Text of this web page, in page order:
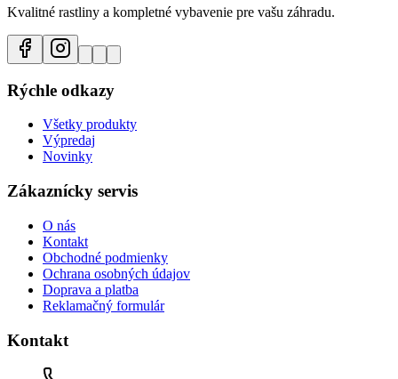
Kvalitné rastliny a kompletné vybavenie pre vašu záhradu.
Rýchle odkazy
Všetky produkty
Výpredaj
Novinky
Zákaznícky servis
O nás
Kontakt
Obchodné podmienky
Ochrana osobných údajov
Doprava a platba
Reklamačný formulár
Kontakt